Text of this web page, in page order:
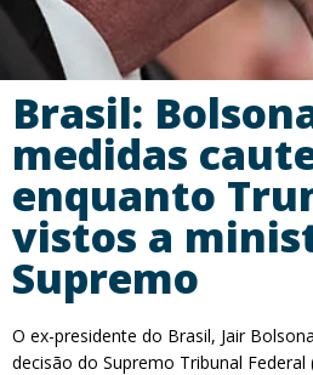
Brasil:
medidas
enquanto
vistos a
Supremo
O ex-presidente do Brasil, Jair
decisão do Supremo Tribunal Federal